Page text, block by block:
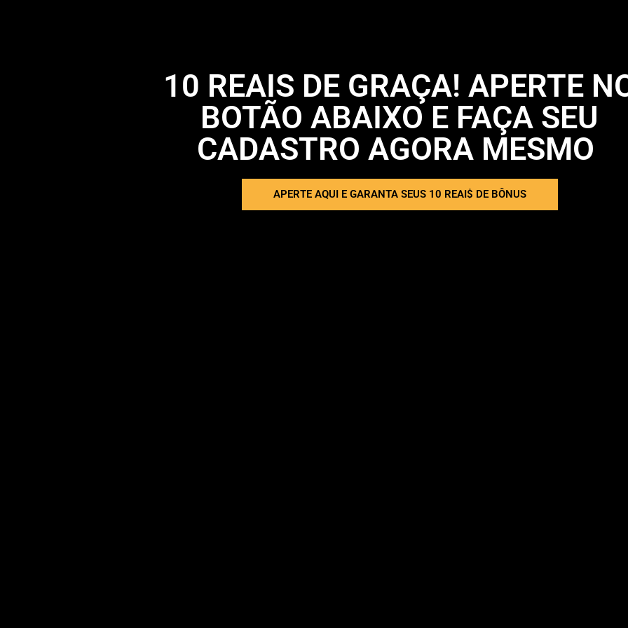
10 REAIS DE GRAÇA! APERTE
BOTÃO ABAIXO E FAÇA SEU
CADASTRO AGORA MESMO
APERTE AQUI E GARANTA SEUS 10 REAI$ DE BÔNUS